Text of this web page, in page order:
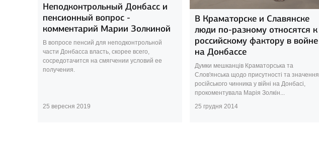
Неподконтрольный Донбасс и
пенсионный вопрос -
комментарий Марии Золкиной
В вопросе пенсий для неподконтрольной
части Донбасса власть, скорее всего,
сосредотачится на смягчении условий ее
получения.
25 вересня 2019
В Краматорске и Славянске
люди по-разному относятся к
российскому фактору в войне
на Донбассе
Думки мешканців Краматорська та
Слов'янська щодо присутності та значення
російського чинника у війні на Донбасі,
прокоментувала Марія Золкін...
25 грудня 2014